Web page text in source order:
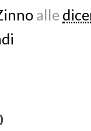
alle